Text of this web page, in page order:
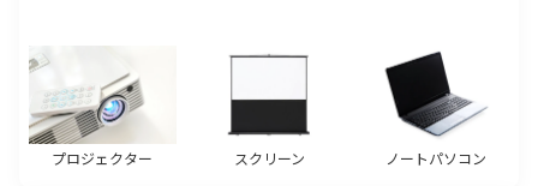
プロジェクター スクリーン ノートパソコン